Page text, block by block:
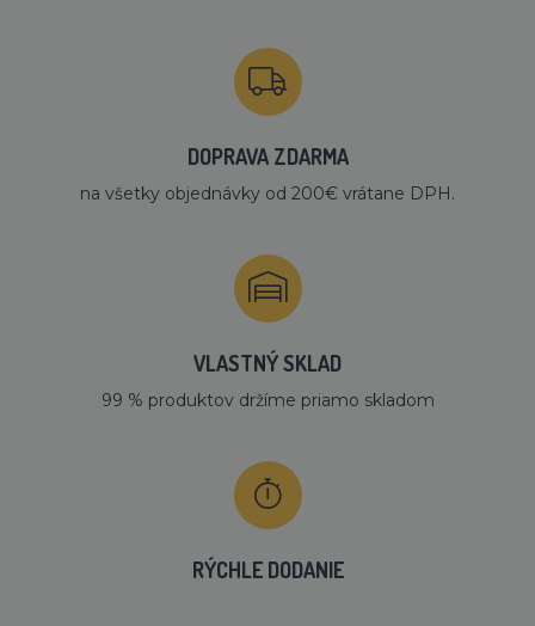
DOPRAVA ZDARMA
na všetky objednávky od 200€ vrátane DPH.
VLASTNÝ SKLAD
99 % produktov držíme priamo skladom
RÝCHLE DODANIE